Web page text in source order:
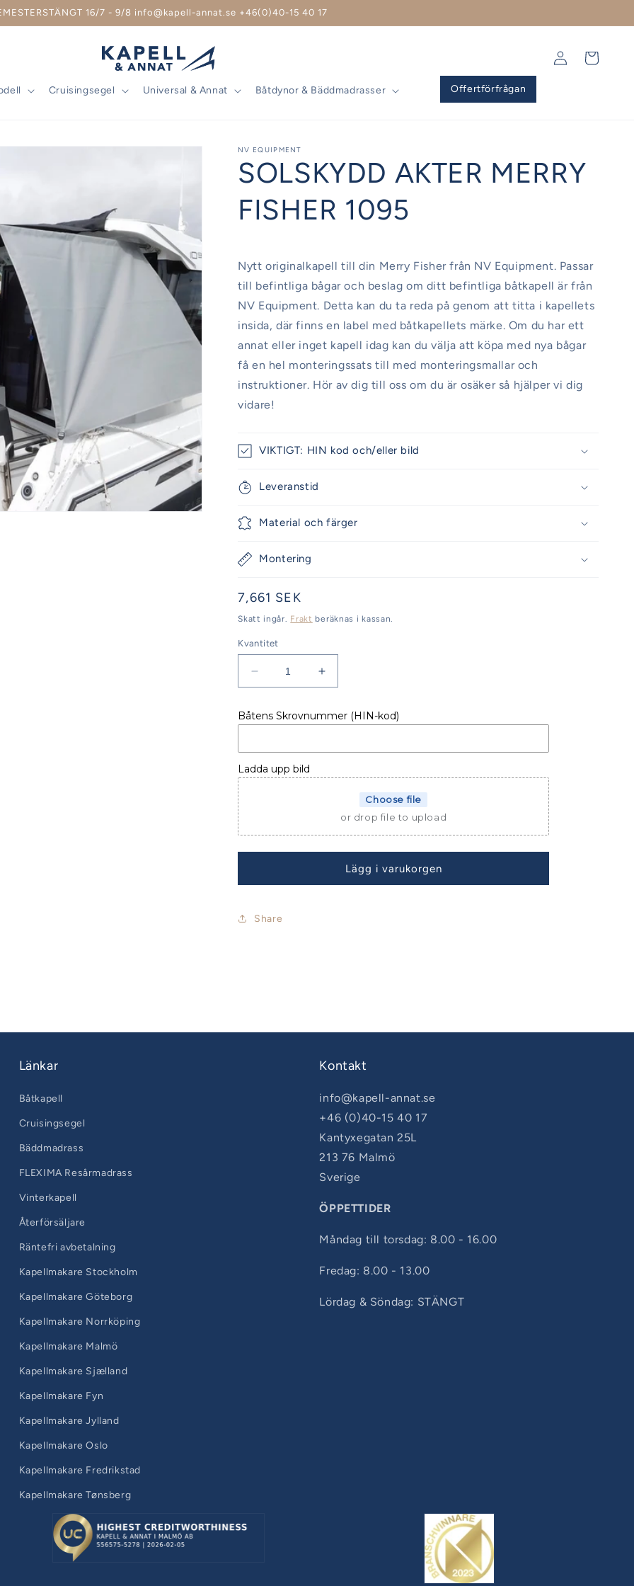
16/7 - 9/8 info@kapell-annat.se +46(0)40-15 40 17
Cruisingsegel Universal & Annat Båtdynor & Bäddmadrasser Offertförfrågan
Logga
Varukorg
NV EQUIPMENT
SOLSKYDD AKTER MERRY
FISHER 1095
Nytt originalkapell till din Merry Fisher från NV Equipment. Passar
till befintliga bågar och beslag om ditt befintliga båtkapell är från
NV Equipment. Detta kan du ta reda på genom att titta i kapellets
insida, där finns en label med båtkapellets märke. Om du har ett
annat eller inget kapell idag kan du välja att köpa med nya bågar
få en hel monteringssats till med monteringsmallar och
instruktioner. Hör av dig till oss om du är osäker så hjälper vi dig
vidare!
VIKTIGT: HIN kod och/eller bild
Leveranstid
Material och färger
Montering
Ordinarie
pris
7,661 SEK
Skatt ingår. Frakt beräknas i kassan.
Kvantitet
Minska
kvantitet
SOLSKYDD
MERRY
FISHER
1095
Öka
kvantitet
SOLSKYDD
MERRY
1095
Båtens Skrovnummer (HIN-kod)
Ladda upp bild
Choose file
or drop file to upload
Lägg i varukorgen
Share
Länkar
Båtkapell
Cruisingsegel
Bäddmadrass
FLEXIMA Resårmadrass
Vinterkapell
Återförsäljare
Räntefri avbetalning
Kapellmakare Stockholm
Kapellmakare Göteborg
Kapellmakare Norrköping
Kapellmakare Malmö
Kapellmakare Sjælland
Kapellmakare Fyn
Kapellmakare Jylland
Kapellmakare Oslo
Kapellmakare Fredrikstad
Kapellmakare Tønsberg
Kontakt
info@kapell-annat.se
+46 (0)40-15 40 17
Kantyxegatan 25L
213 76 Malmö
Sverige
ÖPPETTIDER
Måndag till torsdag: 8.00 - 16.00
Fredag: 8.00 - 13.00
Lördag & Söndag: STÄNGT